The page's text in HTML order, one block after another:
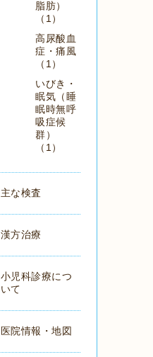
脂肪）
（1）
高尿酸血
症・痛風
（1）
いびき・
眠気（睡
眠時無呼
吸症候
群）
（1）
主な検査
漢方治療
小児科診療につ
いて
医院情報・地図